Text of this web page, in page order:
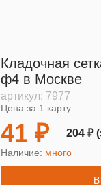
Кладочная
ф4 в Москве
артикул: 7977
Цена за 1 карту
41 ₽ 204 ₽
Наличие: много